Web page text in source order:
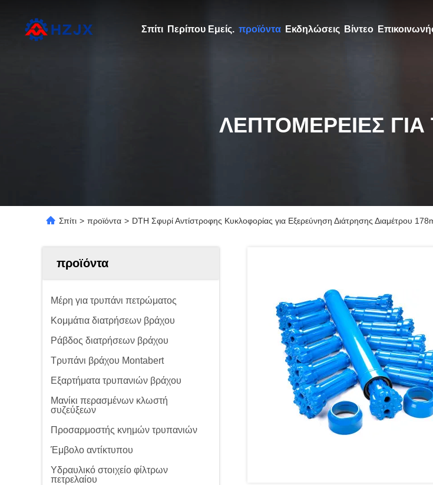
Σπίτι Περίπου Εμείς. προϊόντα Εκδηλώσεις Βίντεο
ΛΕΠΤΟΜΈΡΕΙΕΣ
Σπίτι > προϊόντα > DTH Σφυρί Αντίστροφης Κυκλοφορίας για Εξερεύνηση Διάτρησης Διαμέτρου
προϊόντα
Μέρη για τρυπάνι πετρώματος
Κομμάτια διατρήσεων βράχου
Ράβδος διατρήσεων βράχου
Τρυπάνι βράχου Montabert
Εξαρτήματα τρυπανιών βράχου
Μανίκι περασμένων κλωστή
συζεύξεων
Προσαρμοστής κνημών τρυπανιών
Έμβολο αντίκτυπου
Υδραυλικό στοιχείο φίλτρων
πετρελαίου